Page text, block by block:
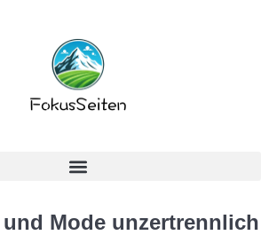
Mode unzertrennlich